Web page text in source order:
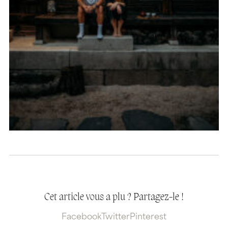
Cet article vous a plu ? Partagez-le !
Facebook TwitterPinterest